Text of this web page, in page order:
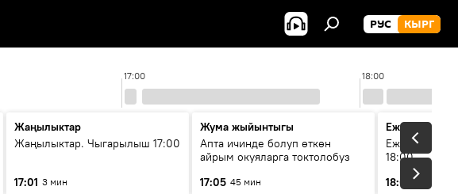
РУС КЫРГ
17:00 18:00
Жаңылыктар
Жаңылыктар. Чыгарылыш 17:00
17:01 3 мин
Жума жыйынтыгы
Апта ичинде болуп өткөн
айрым окуяларга токтолобуз
17:05 45 мин
Ежедневные
Ежедневные
18:00
18:01
5 мин